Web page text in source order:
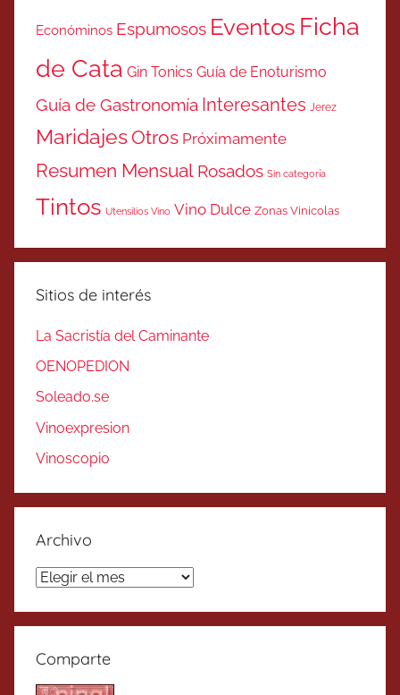
Económinos Espumosos Eventos Ficha
de Cata Gin Tonics Guía de Enoturismo
Guía de Gastronomía Interesantes Jerez
MaridajesOtros Próximamente
Resumen Mensual Rosados Sin categoría
Tintos Utensilios Vino Vino Dulce Zonas Vinicolas
Sitios de interés
La Sacristía del Caminante
OENOPEDION
Soleado.se
Vinoexpresion
Vinoscopio
Archivo
Archivo
Comparte